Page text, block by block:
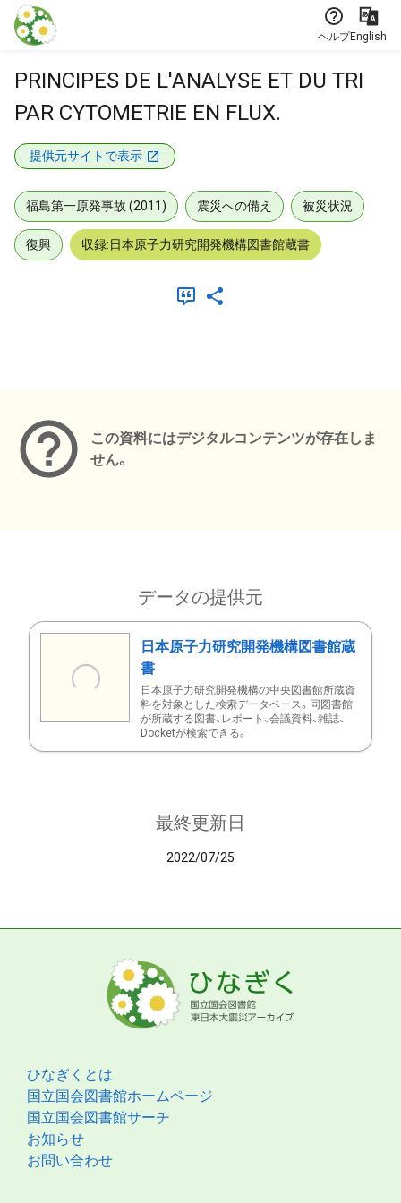
本文に飛ぶ
ヘルプEnglish
PRINCIPES DE L'ANALYSE ET DU TRI
PAR CYTOMETRIE EN FLUX.
提供元サイトで表示
福島第一原発事故 (2011) 震災への備え 被災状況
復興 収録:日本原子力研究開発機構図書館蔵書
この資料にはデジタルコンテンツが存在しま
せん。
データの提供元
日本原子力研究開発機構図書館蔵
書
日本原子力研究開発機構の中央図書館所蔵資
料を対象とした検索データベース。同図書館
が所蔵する図書、レポート、会議資料、雑誌、
Docketが検索できる。
最終更新日
2022/07/25
ひなぎくとは
国立国会図書館ホームページ
国立国会図書館サーチ
お知らせ
お問い合わせ